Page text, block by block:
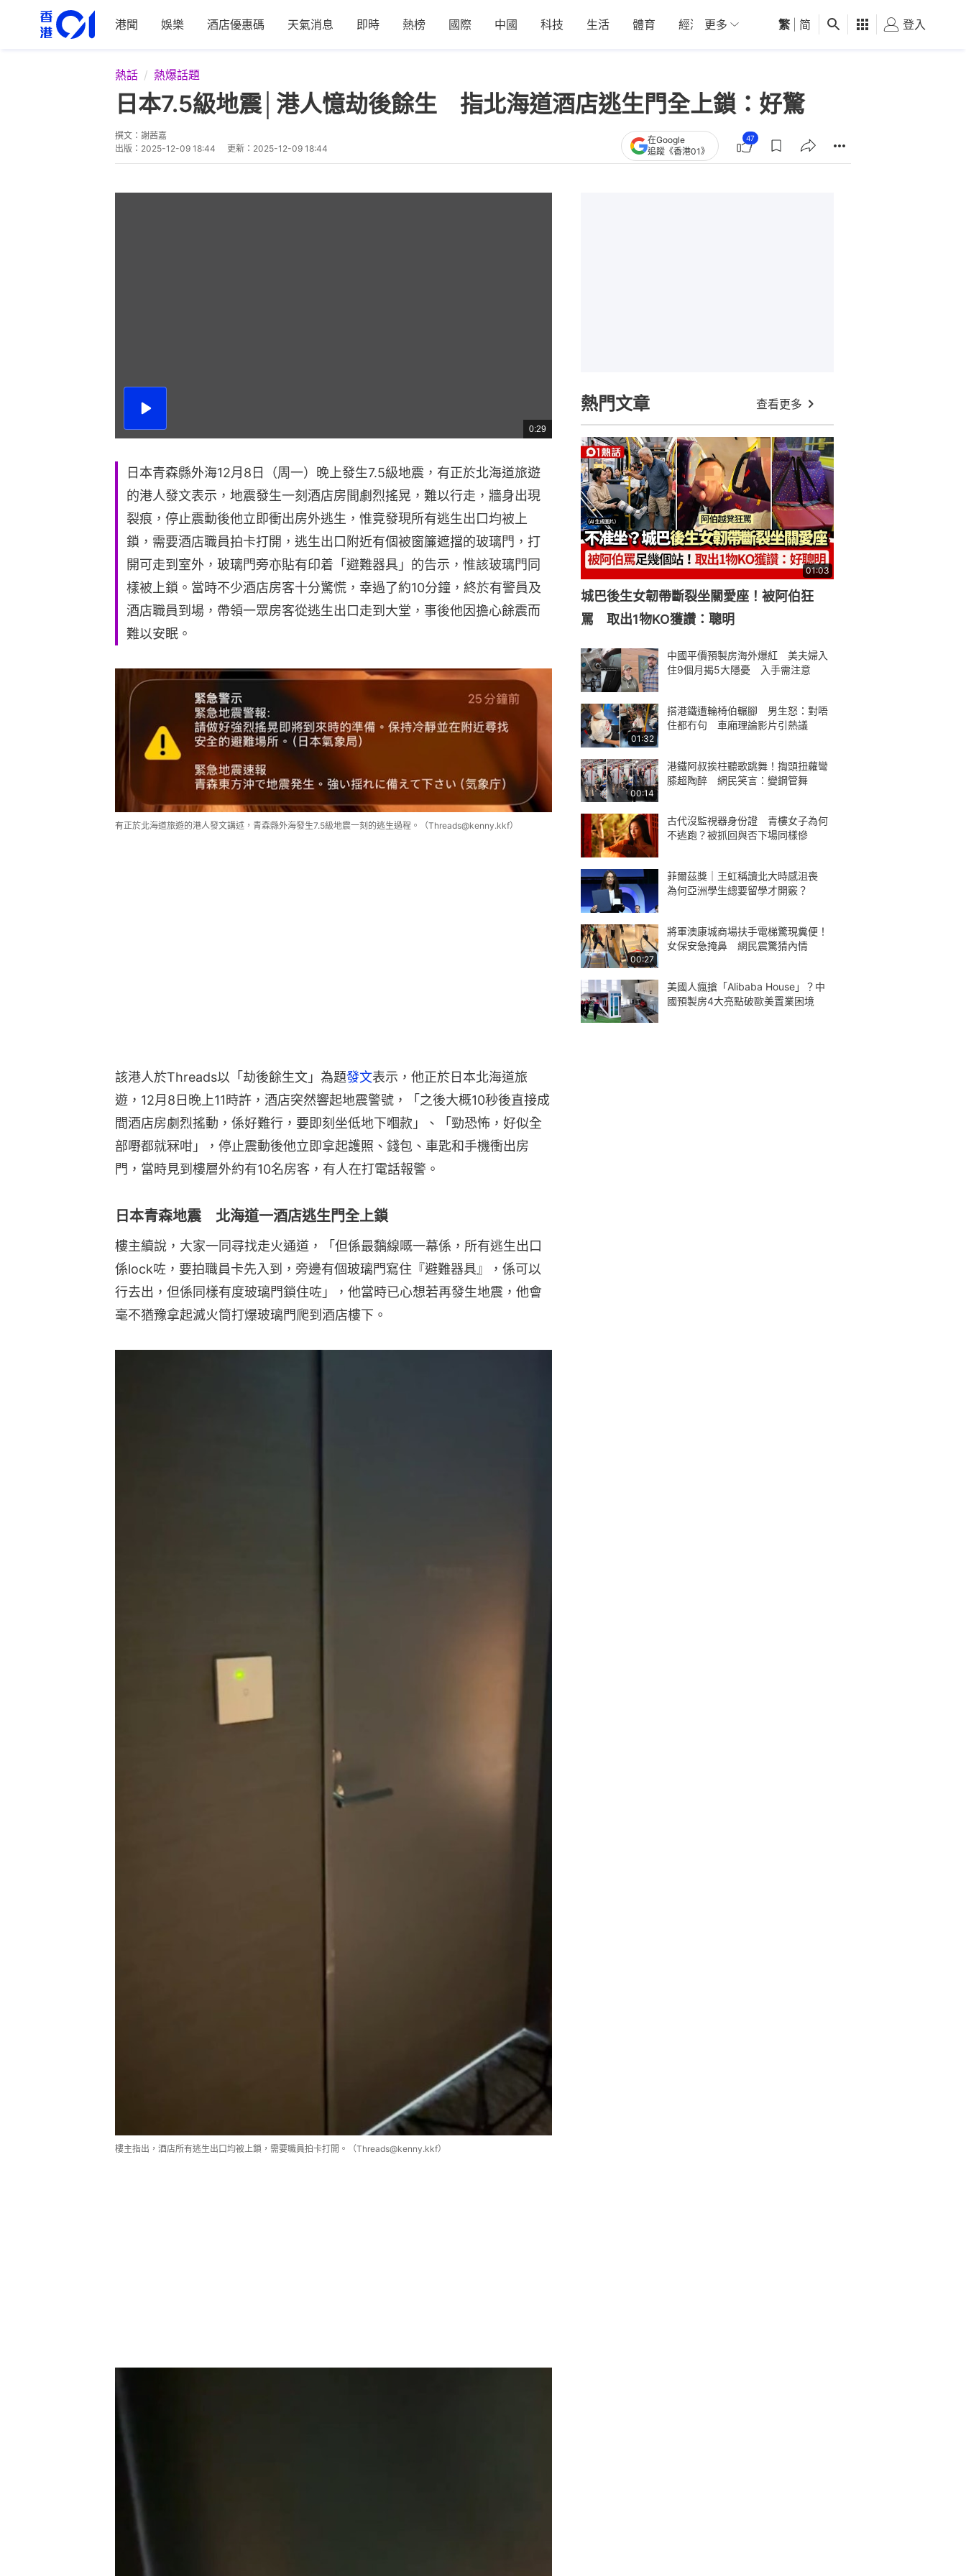
港聞 娛樂 酒店優惠碼 天氣消息 即時 熱榜 國際 中國 科技 生活 體育 經濟 01深圳 觀點 健康 好食玩飛
更多 繁 简 登入
熱話 熱爆話題
日本7.5級地震│港人憶劫後餘生 指北海道酒店逃生門全上鎖：好驚
撰文： 謝茜嘉
出版： 2025-12-09 18:44 更新： 2025-12-09 18:44
在Google
追蹤《香港01》
47
播
總
共
0:29
日本青森縣外海12月8日（周一）晚上發生7.5級地震，有正於北海道旅遊
的港人發文表示，地震發生一刻酒店房間劇烈搖晃，難以行走，牆身出現
裂痕，停止震動後他立即衝出房外逃生，惟竟發現所有逃生出口均被上
鎖，需要酒店職員拍卡打開，逃生出口附近有個被窗簾遮擋的玻璃門，打
開可走到室外，玻璃門旁亦貼有印着「避難器具」的告示，惟該玻璃門同
樣被上鎖。當時不少酒店房客十分驚慌，幸過了約10分鐘，終於有警員及
酒店職員到場，帶領一眾房客從逃生出口走到大堂，事後他因擔心餘震而
難以安眠。
有正於北海道旅遊的港人發文講述，青森縣外海發生7.5級地震一刻的逃生過程。（Threads@kenny.kkf）
該港人於Threads以「劫後餘生文」為題發文表示，他正於日本北海道旅
遊，12月8日晚上11時許，酒店突然響起地震警號，「之後大概10秒後直接成
間酒店房劇烈搖動，係好難行，要即刻坐低地下嗰款」、「勁恐怖，好似全
部嘢都就冧咁」，停止震動後他立即拿起護照、錢包、車匙和手機衝出房
門，當時見到樓層外約有10名房客，有人在打電話報警。
日本青森地震 北海道一酒店逃生門全上鎖
樓主續說，大家一同尋找走火通道，「但係最黐線嘅一幕係，所有逃生出口
係lock咗，要拍職員卡先入到，旁邊有個玻璃門寫住『避難器具』，係可以
行去出，但係同樣有度玻璃門鎖住咗」，他當時已心想若再發生地震，他會
毫不猶豫拿起滅火筒打爆玻璃門爬到酒店樓下。
樓主指出，酒店所有逃生出口均被上鎖，需要職員拍卡打開。（Threads@kenny.kkf）
熱門文章 查看更多
01:03
城巴後生女韌帶斷裂坐關愛座！被阿伯狂
罵 取出1物KO獲讚：聰明
中國平價預製房海外爆紅 美夫婦入
住9個月揭5大隱憂 入手需注意
01:32
搭港鐵遭輪椅伯輾腳 男生怒：對唔
住都冇句 車廂理論影片引熱議
00:14
港鐵阿叔挨柱聽歌跳舞！揈頭扭蘿彎
膝超陶醉 網民笑言：變鋼管舞
古代沒監視器身份證 青樓女子為何
不逃跑？被抓回與否下場同樣慘
菲爾茲獎｜王虹稱讀北大時感沮喪
為何亞洲學生總要留學才開竅？
00:27
將軍澳康城商場扶手電梯驚現糞便！
女保安急掩鼻 網民震驚猜內情
美國人瘋搶「Alibaba House」？中
國預製房4大亮點破歐美置業困境